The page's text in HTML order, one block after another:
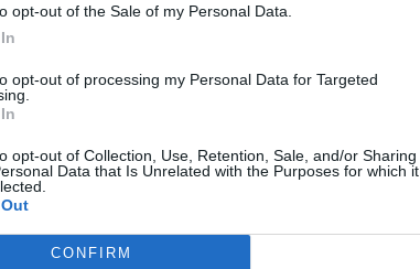
opt-out of the Sale of my Personal Data.
opt-out of processing my Personal Data for Targeted
opt-out of Collection, Use, Retention, Sale, and/or Sharing
Data that Is Unrelated with the Purposes for which it
CONFIRM